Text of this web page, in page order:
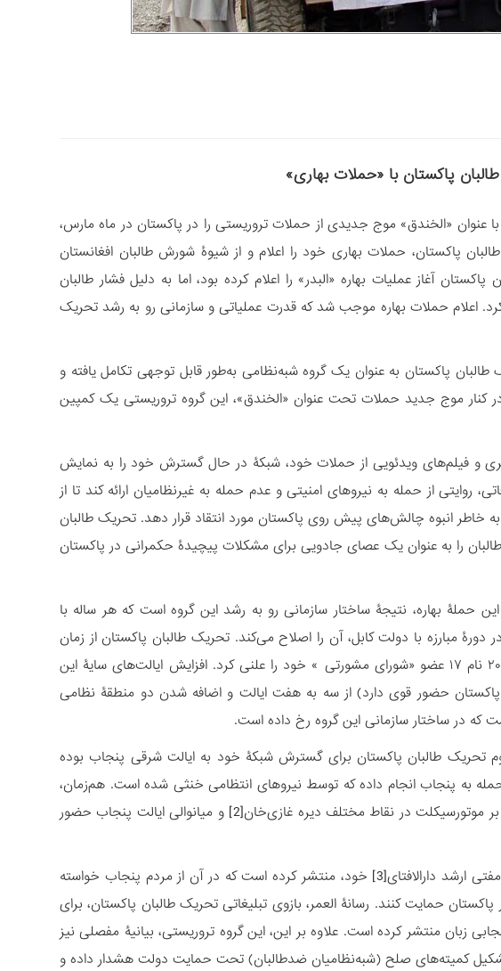
پاکستان با «حملات بهاری»
عنوان «الخندق» موج جدیدی از حملات تروریستی را در پاکستان در ماه مارس،
پاکستان، حملات بهاری خود را اعلام و از شیوۀ شورش طالبان افغانستان
این، در مارس 2022 هم تحریک طالبان پاکستان آغاز عملیات بهاره «البدر» را اعلام کرده بود، اما به دلیل فشار طالبان
اعلام حملات بهاره موجب شد که قدرت عملیاتی و سازمانی رو به رشد تحریک
طالبان افغانستان به قدرت در آگوست ۲۰۲۱، تحریک طالبان پاکستان به عنوان یک گروه شبه‌نظامی به‌طور قابل توجهی تکامل یافته و
کنار موج جدید حملات تحت عنوان «الخندق»، این گروه تروریستی یک کمپین
و فیلم‌های ویدئویی از حملات خود، شبکۀ در حال گسترش خود را به نمایش
از حمله به نیروهای امنیتی و عدم حمله به غیرنظامیان ارائه کند تا از
انبوه چالش‌های پیش روی پاکستان مورد انتقاد قرار دهد. تحریک طالبان
را به عنوان یک عصای جادویی برای مشکلات پیچیدۀ حکمرانی در پاکستان
حملۀ بهاره، نتیجۀ ساختار سازمانی رو به رشد این گروه است که هر ساله با
دورۀ مبارزه با دولت کابل، آن را اصلاح می‌کند. تحریک طالبان پاکستان از زمان
اعلام ساختار اداری خود در سال ۲۰۲۱، برای اولین بار در ژانویه ۲۰۲۵ نام ۱۷ عضو «شورای مشورتی » خود را علنی کرد. افزایش ایالت‌های سایۀ این
حضور قوی دارد) از سه به هفت ایالت و اضافه شدن دو منطقۀ نظامی
که در ساختار سازمانی این گروه رخ داده است.
تحریک طالبان پاکستان برای گسترش شبکۀ خود به ایالت شرقی پنجاب بوده
در هفته‌های اخیر حداقل ۱۴ اقدام برای حمله به پنجاب انجام داده که توسط نیروهای انتظامی خنثی شده است. هم‌زمان،
این گروه ویدیوهایی از شبه‌نظامیان خود منتشر کرده است که سوار بر موتورسیکلت در نقاط مختلف دیره غازی‌خان[2] و میانوالی ایالت پنجاب حضور
تحریک طالبان پاکستان همچنین بیانیه‌ای صوتی از ندیم درویش، مفتی ارشد دارالافتای[3] خود، منتشر کرده است که در آن از مردم پنجاب خواسته
حمایت کنند. رسانۀ العمر، بازوی تبلیغاتی تحریک طالبان پاکستان، برای
زبان منتشر کرده است. علاوه بر این، این گروه تروریستی، بیانیۀ مفصلی نیز
مناطق دیره غازی‌خان و تونسه[4] در مورد تشکیل کمیته‌های صلح (شبه‌نظامیان ضدطالبان) تحت حمایت دولت هشدار داده و